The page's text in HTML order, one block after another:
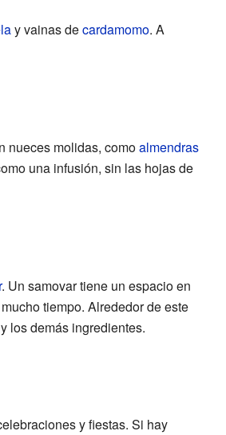
y vainas decardamomo. A
nueces molidas, comoalmendras
una infusión, sin las hojas de
. Un samovar tiene un espacio en
tiempo. Alrededor de este
los demás ingredientes.
y fiestas. Si hay